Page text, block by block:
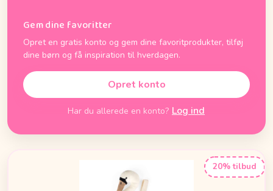
Gem dine favoritter
Opret en gratis konto og gem dine favoritprodukter, tilføj
dine børn og få inspiration til hverdagen.
Opret konto
Har du allerede en konto? Log ind
20% tilbud